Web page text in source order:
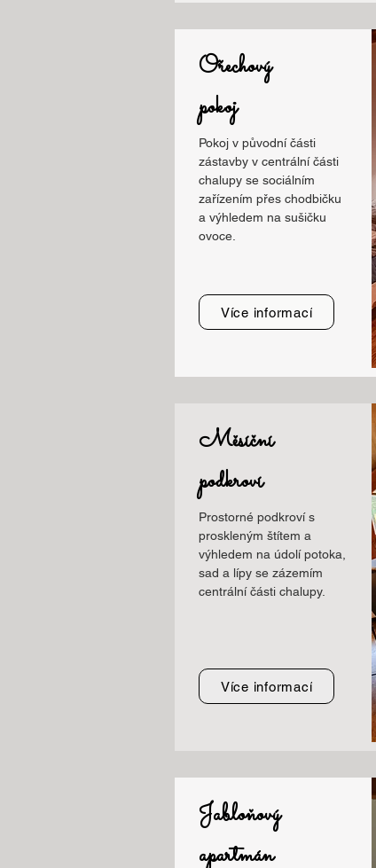
Ořechový
pokoj
Pokoj v původní části
zástavby v centrální části
chalupy se sociálním
zařízením přes chodbičku
a výhledem na sušičku
ovoce.
Více informací
Měsíční
podkroví
Prostorné podkroví s
proskleným štítem a
výhledem na údolí potoka,
sad a lípy se zázemím
centrální části chalupy.
Více informací
Jabloňový
apartmán